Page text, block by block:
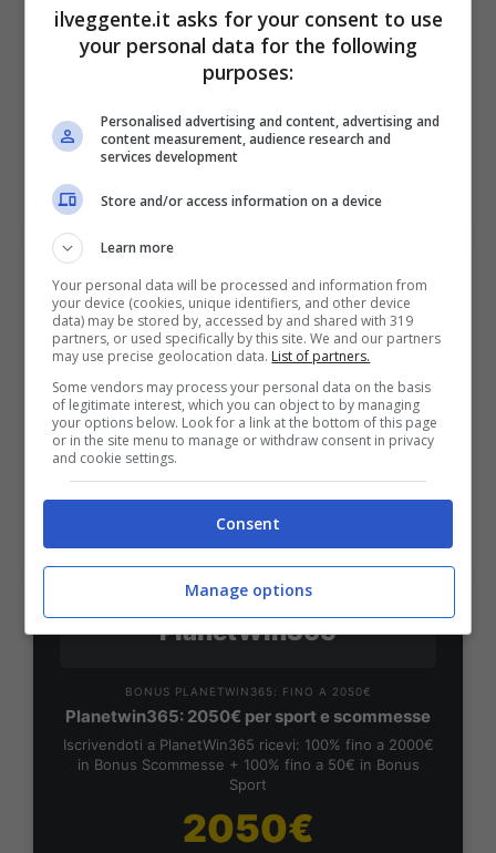
Per i nuovi utenti della piattaforma: 100% fino a 50€ in
Bonus Scommesse + 100% fino a 2000€ in Bonus
Sport
2050€
VERIFICA
SNAI
Bonus Benvenuto Sport: fino a 1.000€
50% sul deposito fino a 50€
1000€
VERIFICA
Mostra Informazioni
PlanetWin365
BONUS PLANETWIN365: FINO A 2050€
Planetwin365: 2050€ per sport e scommesse
Iscrivendoti a PlanetWin365 ricevi: 100% fino a 2000€
in Bonus Scommesse + 100% fino a 50€ in Bonus
Sport
2050€
ilveggente.it asks for your consent to use
your personal data for the following
purposes:
Personalised advertising and content, advertising and
content measurement, audience research and
services development
Store and/or access information on a device
Learn more
Your personal data will be processed and information from
your device (cookies, unique identifiers, and other device
data) may be stored by, accessed by and shared with 319
partners, or used specifically by this site. We and our partners
may use precise geolocation data. List of partners.
Some vendors may process your personal data on the basis
of legitimate interest, which you can object to by managing
your options below. Look for a link at the bottom of this page
or in the site menu to manage or withdraw consent in privacy
and cookie settings.
Consent
Manage options